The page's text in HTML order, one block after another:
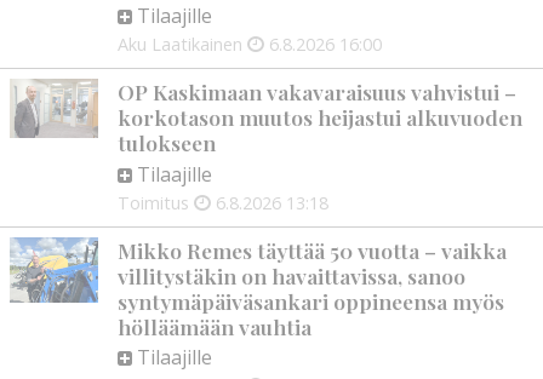
Tilaajille
Aku Laatikainen 6.8.2026 16:00
OP Kaskimaan vakavaraisuus vahvistui –
korkotason muutos heijastui alkuvuoden
tulokseen
Tilaajille
Toimitus 6.8.2026 13:18
Mikko Remes täyttää 50 vuotta – vaikka
villitystäkin on havaittavissa, sanoo
syntymäpäiväsankari oppineensa myös
hölläämään vauhtia
Tilaajille